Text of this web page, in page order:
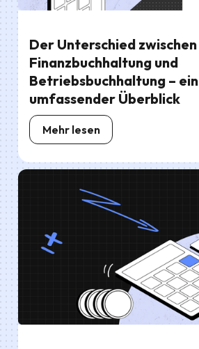
Der Unterschied zwischen
Finanzbuchhaltung und
Betriebsbuchhaltung – ein
umfassender Überblick
Mehr lesen